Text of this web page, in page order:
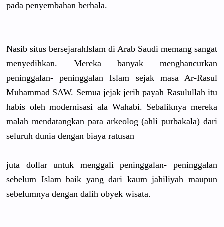
pada penyembahan berhala.
Nasib situs bersejarahIslam di Arab Saudi memang sangat
menyedihkan. Mereka banyak menghancurkan
peninggalan- peninggalan Islam sejak masa Ar-Rasul
Muhammad SAW. Semua jejak jerih payah Rasulullahitu
habis oleh modernisasi ala Wahabi. Sebaliknya mereka
malah mendatangkan para arkeolog (ahli purbakala) dari
seluruh dunia dengan biaya ratusan
juta dollar untuk menggali peninggalan- peninggalan
sebelum Islam baik yang dari kaum jahiliyah maupun
sebelumnya dengan dalih obyek wisata.